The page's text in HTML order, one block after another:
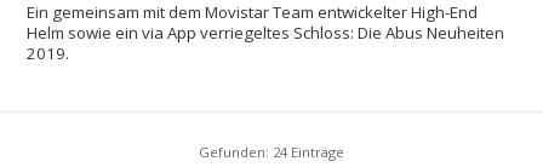
Ein gemeinsam mit dem Movistar Team entwickelter High-End
Helm sowie ein via App verriegeltes Schloss: Die Abus Neuheiten
2019.
Gefunden: 24 Einträge